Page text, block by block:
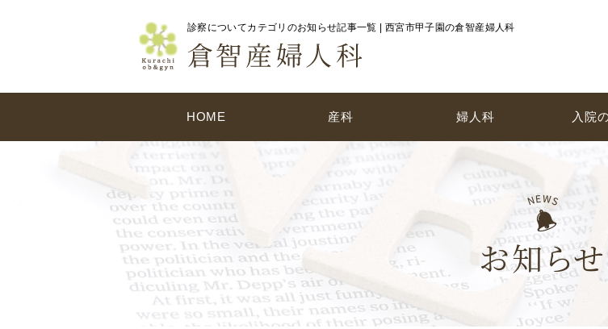
診察についてカテゴリのお知らせ記事一覧 | 西宮市甲子園の倉智産婦人科
HOME 産科 婦人科 入院
お知らせ